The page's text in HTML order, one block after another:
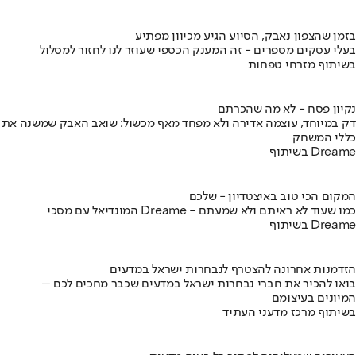
בזמן שהצפון נאבק, הסיוע הגיע מכיוון מפתיע
בעלי עסקים מספרים - זה המענק הכספי שעוזר לנו לחזור למסלול
בשיתוף מזרחי טפחות
נקיון פסח - לא מה שהכרתם
דק במיוחד, עוצמה אדירה ולא מפחד מאף מכשול: שואב האבק שמשנה את
כללי המשחק
בשיתוף Dreame
המקום הכי טוב באיצטדיון - שלכם
המונדיאל עם מסכי Dreame - כמו שעוד לא ראיתם ולא שמעתם
בשיתוף Dreame
הזדמנות אחרונה להצטרף לנבחרות ישראל במדעים
בואו להכיר את חברי נבחרות ישראל במדעים שכבר מחכים לכם –
המיונים בעיצומם
בשיתוף מרכז מדעני העתיד